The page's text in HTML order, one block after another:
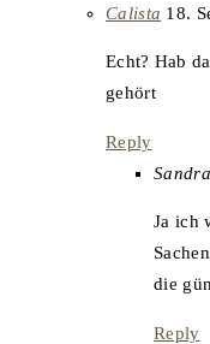
Calista says:
18.
Echt? Hab
gehört
Reply
Sandra
Ja ich
die
Reply